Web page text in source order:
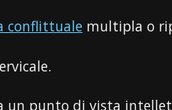
conflittuale multipla o
un punto di vista